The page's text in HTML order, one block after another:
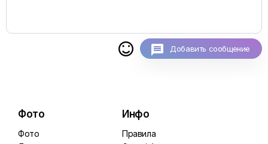
 Добавить сообщение
Фото
Фото
Инфо
Правила